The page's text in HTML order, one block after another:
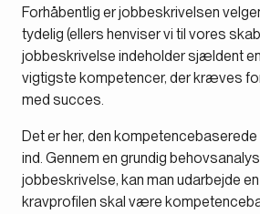
Forhåbentlig er jobbeskrivelsen
tydelig (ellers henviser vi til vores
jobbeskrivelse indeholder sjældent
vigtigste kompetencer, der kræves
med succes.
Det er her, den
ind. Gennem en grundig
jobbeskrivelse, kan man udarbejde
kravprofilen skal være